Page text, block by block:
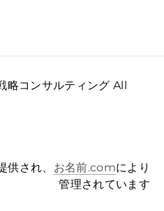
コンサルティング All
され、 お名前.comにより
管理されています